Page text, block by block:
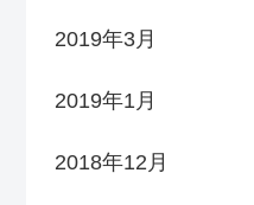
2019年3月
2019年1月
2018年12月